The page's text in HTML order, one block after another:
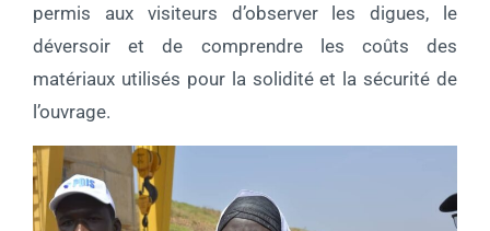
permis aux visiteurs d’observer les digues, le
déversoir et de comprendre les coûts des
matériaux utilisés pour la solidité et la sécurité de
l’ouvrage.